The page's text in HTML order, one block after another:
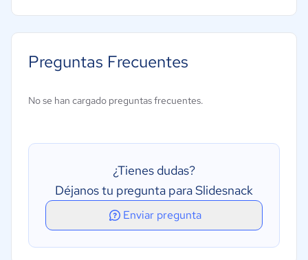
Contenido en audio
Preguntas Frecuentes
No se han cargado preguntas frecuentes.
¿Tienes dudas?
Déjanos tu pregunta para Slidesnack
Enviar pregunta